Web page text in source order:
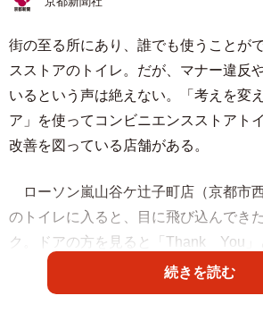
街の至る所にあり、誰でも使うことが
スストアのトイレ。だが、マナー違反
いるという声は絶えない。「考えを変
ア」を使ってコンビニエンスストアト
改善を図っている店舗がある。
ローソン嵐山谷ケ辻子町店（京都市
のトイレに入ると、目に飛び込んでき
ク。ドアの方を見ると「Thank You」
続きを読む